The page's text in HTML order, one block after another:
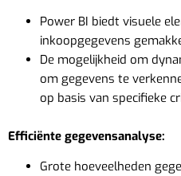
Power BI biedt visuele
inkoopgegevens
De mogelijkheid om
om gegevens te
op basis van specifieke
Efficiënte gegevensanalyse:
Grote hoeveelheden